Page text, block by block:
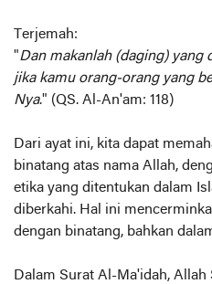
Terjemah:
"Dan makanlah (daging) yang
jika kamu orang-orang yang
Nya." (QS. Al-An'am: 118)
Dari ayat ini, kita dapat
binatang atas nama Allah,
etika yang ditentukan dalam
diberkahi. Hal ini
dengan binatang, bahkan
Dalam Surat Al-Ma'idah, Allah